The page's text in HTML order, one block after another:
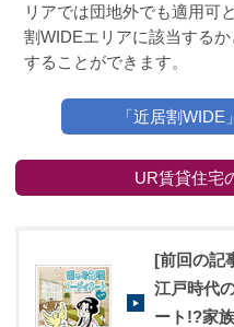
リアでは団地外でも適用可
割WIDEエリアに該当する
することができます。
「近居割WIDE
UR賃貸住宅
[前回の記
江戸時代
ート!?家